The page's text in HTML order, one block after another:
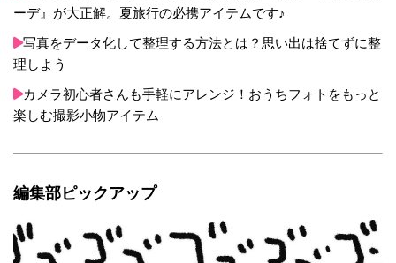
ーデ』が大正解。夏旅行の必携アイテムです♪
写真をデータ化して整理する方法とは？思い出は捨てずに整
理しよう
カメラ初心者さんも手軽にアレンジ！おうちフォトをもっと
楽しむ撮影小物アイテム
編集部ピックアップ